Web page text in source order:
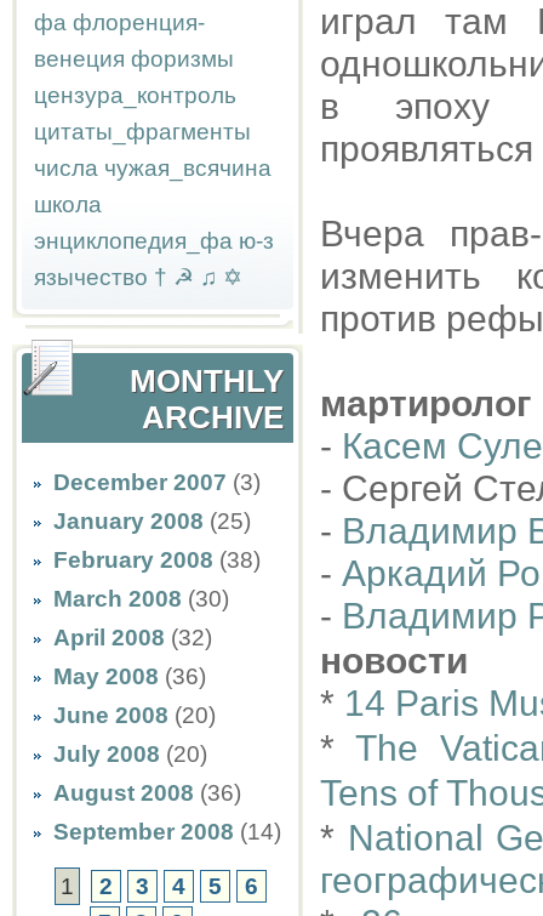
фа флоренция-
венеция форизмы
цензура_контроль
цитаты_фрагменты
числа чужая_всячина
школа
энциклопедия_фа ю-з
язычество † ☭ ♫ ✡
MONTHLY
ARCHIVE
December 2007 (3)
January 2008 (25)
February 2008 (38)
March 2008 (30)
April 2008 (32)
May 2008 (36)
June 2008 (20)
July 2008 (20)
August 2008 (36)
September 2008 (14)
1 2 3 4 5
6
играл там
в эпоху
Вчера
изменить
против
мартиролог
- Касем
- Сергей
- Владимир
- Аркадий
- Владимир
новости
* 14 Paris
* The
Tens of
* National